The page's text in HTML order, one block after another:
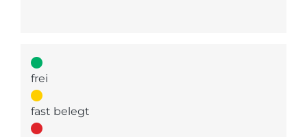
frei
fast belegt